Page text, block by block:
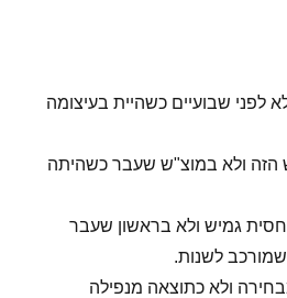
לפני שבועיים כשהיית בעיצומה
הזה ולא במוצ"ש שעבר כשהיתה
גמיש ולא בראשון שעבר
לשנות.
ולא כתוצאה מנפילה